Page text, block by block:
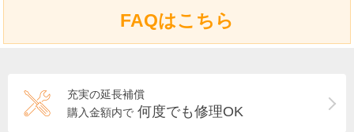
FAQはこちら
充実の延長補償
購入金額内で 何度でも修理OK